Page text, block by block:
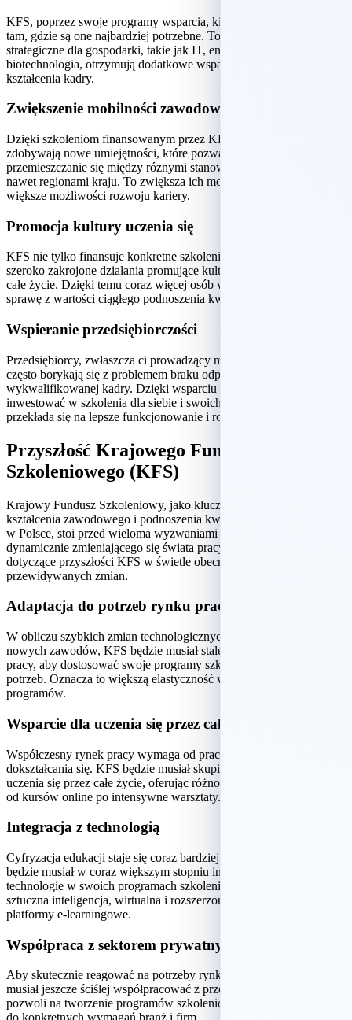
KFS, poprzez swoje programy wsparcia, kieruje środki szczególnie
tam, gdzie są one najbardziej potrzebne. To oznacza, że branże
strategiczne dla gospodarki, takie jak IT, energetyka czy
biotechnologia, otrzymują dodatkowe wsparcie w zakresie
kształcenia kadry.
Zwiększenie mobilności zawodowej
Dzięki szkoleniom finansowanym przez KFS, pracownicy
zdobywają nowe umiejętności, które pozwalają im na łatwiejsze
przemieszczanie się między różnymi stanowiskami, branżami czy
nawet regionami kraju. To zwiększa ich mobilność zawodową i daje
większe możliwości rozwoju kariery.
Promocja kultury uczenia się
KFS nie tylko finansuje konkretne szkolenia, ale również prowadzi
szeroko zakrojone działania promujące kulturę uczenia się przez
całe życie. Dzięki temu coraz więcej osób w Polsce zdaje sobie
sprawę z wartości ciągłego podnoszenia kwalifikacji.
Wspieranie przedsiębiorczości
Przedsiębiorcy, zwłaszcza ci prowadzący małe i średnie firmy,
często borykają się z problemem braku odpowiednio
wykwalifikowanej kadry. Dzięki wsparciu KFS mogą oni
inwestować w szkolenia dla siebie i swoich pracowników, co
przekłada się na lepsze funkcjonowanie i rozwój ich biznesów.
Przyszłość Krajowego Funduszu
Szkoleniowego (KFS)
Krajowy Fundusz Szkoleniowy, jako kluczowe narzędzie wsparcia
kształcenia zawodowego i podnoszenia kwalifikacji pracowników
w Polsce, stoi przed wieloma wyzwaniami w kontekście
dynamicznie zmieniającego się świata pracy. Oto przemyślenia
dotyczące przyszłości KFS w świetle obecnych trendów i
przewidywanych zmian.
Adaptacja do potrzeb rynku pracy
W obliczu szybkich zmian technologicznych i pojawiających się
nowych zawodów, KFS będzie musiał stale monitorować rynek
pracy, aby dostosować swoje programy szkoleniowe do bieżących
potrzeb. Oznacza to większą elastyczność w oferowaniu kursów i
programów.
Wsparcie dla uczenia się przez całe życie
Współczesny rynek pracy wymaga od pracowników ciągłego
dokształcania się. KFS będzie musiał skupić się na promowaniu idei
uczenia się przez całe życie, oferując różnorodne formy szkoleń –
od kursów online po intensywne warsztaty.
Integracja z technologią
Cyfryzacja edukacji staje się coraz bardziej powszechna. KFS
będzie musiał w coraz większym stopniu integrować nowoczesne
technologie w swoich programach szkoleniowych, takie jak
sztuczna inteligencja, wirtualna i rozszerzona rzeczywistość, czy
platformy e-learningowe.
Współpraca z sektorem prywatnym
Aby skutecznie reagować na potrzeby rynku pracy, KFS będzie
musiał jeszcze ściślej współpracować z przedsiębiorstwami. To
pozwoli na tworzenie programów szkoleniowych dostosowanych